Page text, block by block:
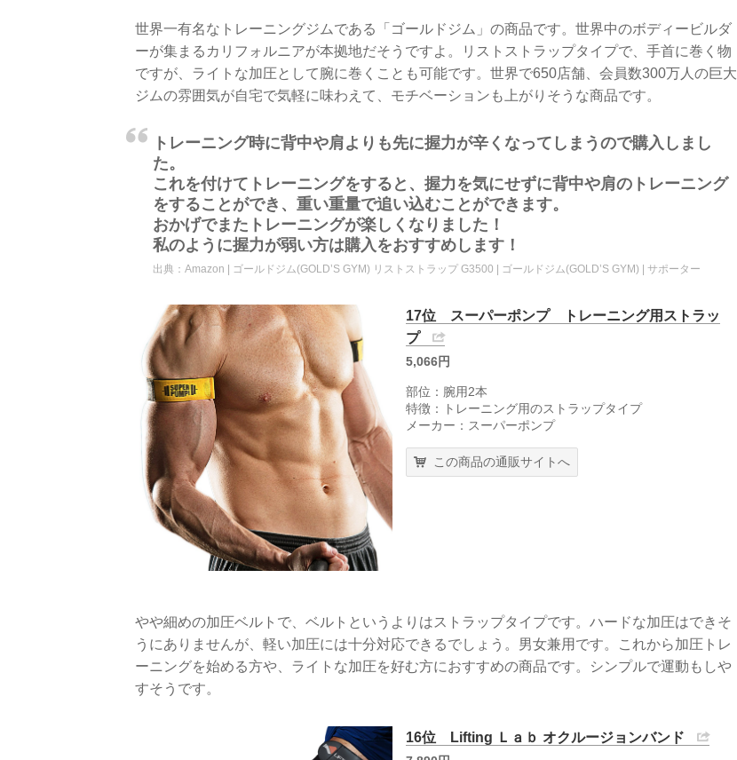
世界一有名なトレーニングジムである「ゴールドジム」の商品です。世界中のボディービルダ
ーが集まるカリフォルニアが本拠地だそうですよ。リストストラップタイプで、手首に巻く物
ですが、ライトな加圧として腕に巻くことも可能です。世界で650店舗、会員数300万人の巨大
ジムの雰囲気が自宅で気軽に味わえて、モチベーションも上がりそうな商品です。
トレーニング時に背中や肩よりも先に握力が辛くなってしまうので購入しまし
た。
これを付けてトレーニングをすると、握力を気にせずに背中や肩のトレーニング
をすることができ、重い重量で追い込むことができます。
おかげでまたトレーニングが楽しくなりました！
私のように握力が弱い方は購入をおすすめします！
出典： Amazon | ゴールドジム(GOLD’S GYM) リストストラップ G3500 | ゴールドジム(GOLD’S GYM) | サポーター
17位 スーパーポンプ トレーニング用ストラッ
プ
5,066円
部位：腕用2本
特徴：トレーニング用のストラップタイプ
メーカー：スーパーポンプ
この商品の通販サイトへ
やや細めの加圧ベルトで、ベルトというよりはストラップタイプです。ハードな加圧はできそ
うにありませんが、軽い加圧には十分対応できるでしょう。男女兼用です。これから加圧トレ
ーニングを始める方や、ライトな加圧を好む方におすすめの商品です。シンプルで運動もしや
すそうです。
16位 Lifting Ｌａｂ オクルージョンバンド